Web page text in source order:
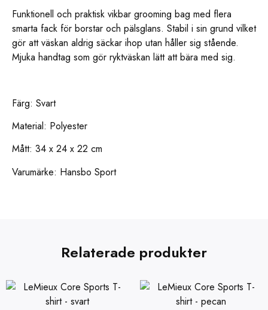
Funktionell och praktisk vikbar grooming bag med flera
smarta fack för borstar och pälsglans. Stabil i sin grund vilket
gör att väskan aldrig säckar ihop utan håller sig stående.
Mjuka handtag som gör ryktväskan lätt att bära med sig.
Färg: Svart
Material: Polyester
Mått: 34 x 24 x 22 cm
Varumärke: Hansbo Sport
Relaterade produkter